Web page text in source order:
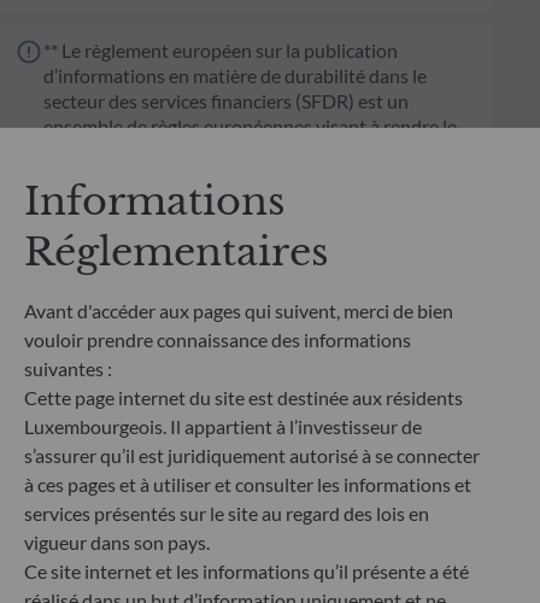
** Le règlement européen sur la publication
d’informations en matière de durabilité dans le
secteur des services financiers (SFDR) est un
ensemble de règles européennes visant à rendre le
investisseurs finaux. Article 6 : L'équipe de gestion
les effets négatifs des décisions d'investissement
sur les facteurs de durabilité dans le processus de
décision d'investissement. Article 8 : L'équipe de
gestion traite les risques de durabilité en intégrant
des critères ESG (Environnement et/ou Social et/ou
Gouvernance) dans son processus de décision
d'investissement. Article 9 : L'équipe de gestion suit
un objectif d'investissement durable strict qui
contribue de manière significative aux défis de la
transition écologique, et traite les risques de
durabilité par le biais de notations fournies par le
fournisseur externe de données ESG de la société
de gestion
Informations
Réglementaires
Avant d'accéder aux pages qui suivent, merci de bien
vouloir prendre connaissance des informations
suivantes :
Cette page internet du site est destinée aux résidents
Luxembourgeois. Il appartient à l’investisseur de
s’assurer qu’il est juridiquement autorisé à se connecter
à ces pages et à utiliser et consulter les informations et
services présentés sur le site au regard des lois en
vigueur dans son pays.
Ce site internet et les informations qu’il présente a été